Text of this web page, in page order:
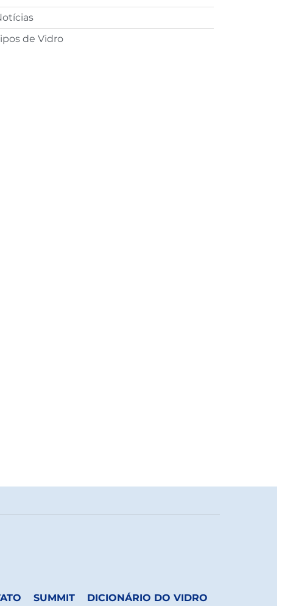
de Vidro
SUMMIT DICIONÁRIO DO VIDRO